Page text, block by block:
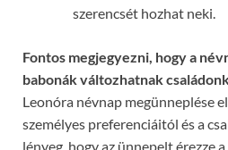
szerencsét hozhat neki.
Fontos megjegyezni, hogy a
babonák változhatnak
Leonóra névnap megünneplése
személyes preferenciáitól és a
lényeg, hogy az ünnepelt érezze